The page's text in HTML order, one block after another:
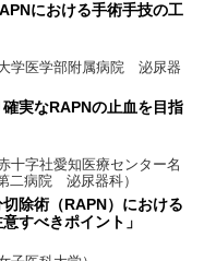
における手術手技の工
大学医学部附属病院 泌尿器
確実なRAPNの止血を目指
十字社愛知医療センター名
二病院 泌尿器科）
切除術（RAPN）における
すべきポイント」